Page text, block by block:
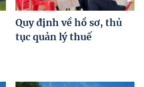
Quy định về hồ sơ, thủ
tục quản lý thuế